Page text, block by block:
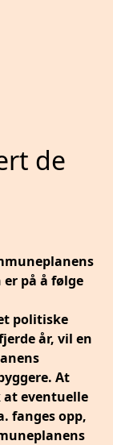
de
på å følge
politiske
år, vil en
At
eventuelle
fanges opp,